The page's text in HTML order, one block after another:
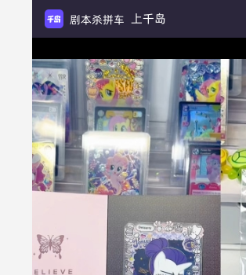
剧本杀拼车 上千岛